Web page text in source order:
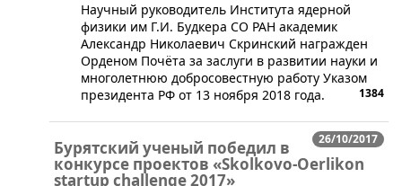
​Научный руководитель Института ядерной
физики им Г.И. Будкера СО РАН академик
Александр Николаевич Скринский награжден
Орденом Почёта за заслуги в развитии науки и
многолетнюю добросовестную работу Указом
президента РФ от 13 ноября 2018 года.
1384
26/10/2017
Бурятский ученый победил в
конкурсе проектов «Skolkovo-Oerlikon
startup challenge 2017»